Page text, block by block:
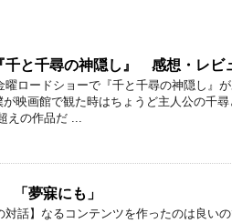
と千尋の神隠し』 感想・レビ
ロードショーで『千と千尋の神隠し』が
映画館で観た時はちょうど主人公の千尋
えの作品だ ...
「夢寐にも」
話】なるコンテンツを作ったのは良い